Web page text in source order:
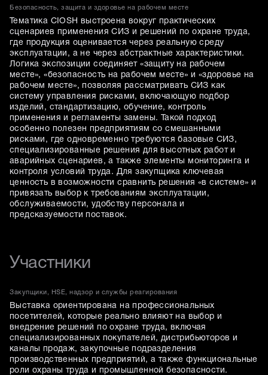
Безопасность, защита и здоровье на рабочем месте
Тематика CIOSH выстроена вокруг практических
сценариев применения СИЗ и решений по охране труда,
где продукция оценивается через реальную среду
эксплуатации, а не через абстрактные характеристики.
Логика экспозиции соединяет «защиту на рабочем
месте», «безопасность на рабочем месте» и «здоровье на
рабочем месте», позволяя рассматривать СИЗ как
систему управления рисками, включающую подбор
изделий, стандартизацию, обучение, контроль
применения и регламенты замены. Такой подход
особенно полезен предприятиям со смешанными
рисками, где одновременно требуются базовые СИЗ,
специализированные решения для высотных работ и
аварийных сценариев, а также элементы мониторинга и
контроля условий труда. Для закупщика ключевая
ценность в возможности сравнить решения «в системе» и
привязать выбор к требованиям эксплуатации,
обслуживаемости, удобству персонала и
предсказуемости поставок.
Участники
Закупщики, HSE, надзор и службы реагирования
Выставка ориентирована на профессиональных
посетителей, которые реально влияют на выбор и
внедрение решений по охране труда, включая
специализированных покупателей, дистрибьюторов и
каналы продаж, закупочные подразделения
производственных предприятий, а также функциональные
роли охраны труда и промышленной безопасности.